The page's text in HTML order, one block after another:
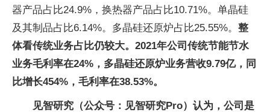
器产品占比24.9%，换热器产品占比10.71%。单晶硅
及其制品占比6.14%。多晶硅还原炉占比25.55%。 整
体看传统业务占比仍较大。2021年公司传统节能节水
业务毛利率在24%，多晶硅还原炉业务营收9.79亿，同
比增长454%，毛利率在38.53%。
见智研究（公众号：见智研究Pro）认为，公司是